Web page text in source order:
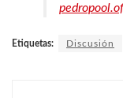
Etiquetas: Discusión